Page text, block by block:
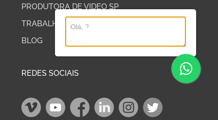
PRODUTORA DE VIDEO SP
TRABALHE COM A DP2
BLOG
REDES SOCIAIS